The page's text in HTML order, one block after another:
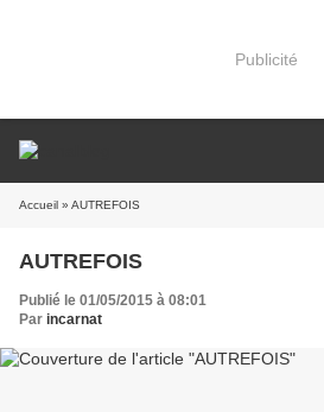
Publicité
Accueil » AUTREFOIS
AUTREFOIS
Publié le 01/05/2015 à 08:01
Par incarnat